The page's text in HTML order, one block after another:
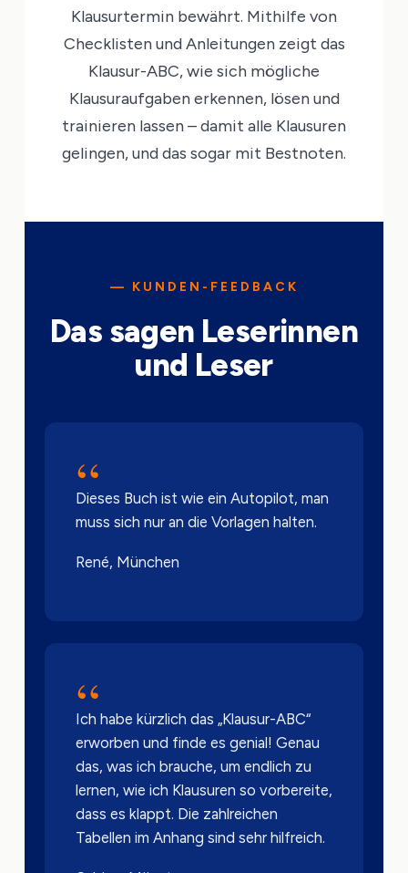
Klausurtermin bewährt. Mithilfe von
Checklisten und Anleitungen zeigt das
Klausur-ABC, wie sich mögliche
Klausuraufgaben erkennen, lösen und
trainieren lassen – damit alle Klausuren
gelingen, und das sogar mit Bestnoten.
— KUNDEN-FEEDBACK
Das sagen Leserinnen
und Leser
“
Dieses Buch ist wie ein Autopilot, man
muss sich nur an die Vorlagen halten.
René, München
“
Ich habe kürzlich das „Klausur-ABC“
erworben und finde es genial! Genau
das, was ich brauche, um endlich zu
lernen, wie ich Klausuren so vorbereite,
dass es klappt. Die zahlreichen
Tabellen im Anhang sind sehr hilfreich.